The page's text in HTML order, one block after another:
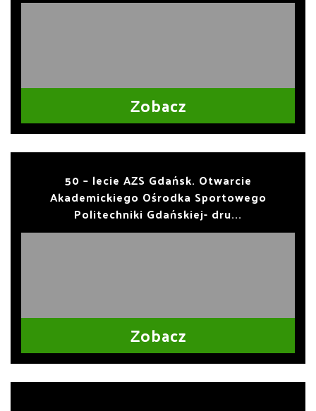
Zobacz
50 – lecie AZS Gdańsk. Otwarcie
Akademickiego Ośrodka Sportowego
Politechniki Gdańskiej- dru...
Zobacz